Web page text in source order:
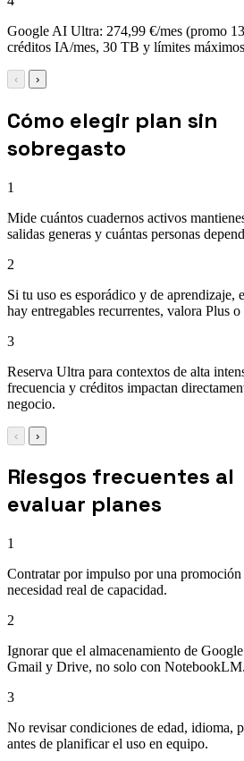
Google AI Ultra: 274,99 €/mes (promo
créditos IA/mes, 30 TB y límites
‹ ›
Cómo elegir plan sin
sobregasto
1
Mide cuántos cuadernos activos
salidas generas y cuántas personas
2
Si tu uso es esporádico y de aprendizaje,
hay entregables recurrentes, valora Plus o
3
Reserva Ultra para contextos de alta
frecuencia y créditos impactan
negocio.
‹ ›
Riesgos frecuentes al
evaluar planes
1
Contratar por impulso por una
necesidad real de capacidad.
2
Ignorar que el almacenamiento de
Gmail y Drive, no solo con NotebookLM.
3
No revisar condiciones de edad, idioma,
antes de planificar el uso en equipo.